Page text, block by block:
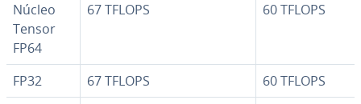
Núcleo
Tensor
FP64
67 TFLOPS 60 TFLOPS
FP32 67 TFLOPS
60 TFLOPS